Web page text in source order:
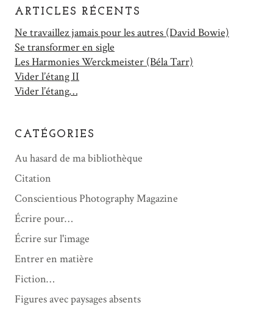
ARTICLES RÉCENTS
Ne travaillez jamais pour les autres (David Bowie)
Se transformer en sigle
Les Harmonies Werckmeister (Béla Tarr)
Vider l’étang II
Vider l’étang…
CATÉGORIES
Au hasard de ma bibliothèque
Citation
Conscientious Photography Magazine
Écrire pour…
Écrire sur l'image
Entrer en matière
Fiction…
Figures avec paysages absents